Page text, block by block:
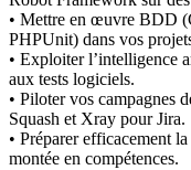
• Mettre en œuvre BDD
PHPUnit) dans vos
• Exploiter l’intelligence
aux tests logiciels.
• Piloter vos campagnes
Squash et Xray pour Jira.
• Préparer efficacement
montée en compétences.